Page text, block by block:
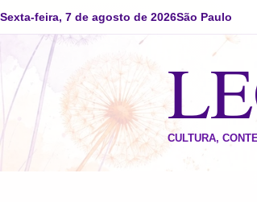
Sexta-feira, 7 de agosto de 2026São Paulo
CULTURA,